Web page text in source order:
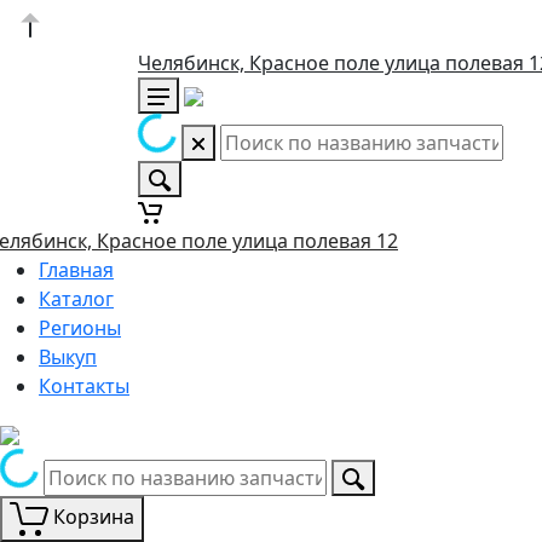
Челябинск, Красное поле улица полевая
Красное поле улица полевая 12
Главная
Каталог
Регионы
Выкуп
Контакты
Корзина